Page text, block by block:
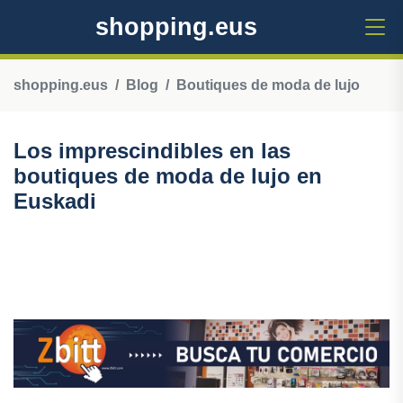
shopping.eus
shopping.eus Blog Boutiques de moda de lujo
Los imprescindibles en las
boutiques de moda de lujo en
Euskadi